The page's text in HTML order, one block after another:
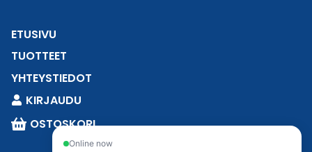
ETUSIVU
TUOTTEET
YHTEYSTIEDOT
KIRJAUDU
OSTOSKORI
Online now